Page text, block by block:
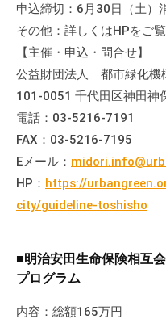
。
様
々
な
催
し
・
講
開
、
会
や
申込締切：6月30日（土）
その他：詳しくはHPをご覧
【主催・申込・問合せ】
公益財団法人 都市緑化機
101-0051 千代田区神田神
電話：03-5216-7191
FAX：03-5216-7195
Eメール：
HP： https://
city/guideline-toshisho
■明治安田生命保険相
プログラム
内容：総額165万円